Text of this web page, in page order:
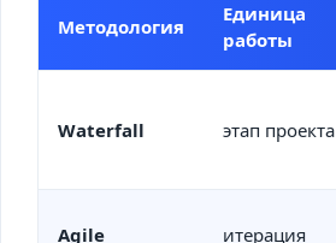
Методология
Единица
работы
Waterfall этап проекта
Agile итерация